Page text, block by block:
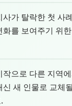
사가 탈락한 첫 사
화를 보여주기 위
작으로 다른 지역
신 새 인물로 교체